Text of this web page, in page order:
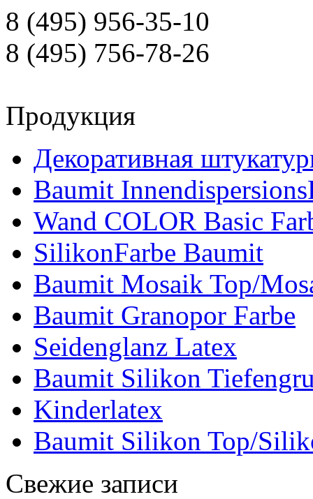
8 (495) 956-35-10
8 (495) 756-78-26
Продукция
Декоративная
Baumit
Wand COLOR Basic
SilikonFarbe Baumit
Baumit Mosaik Top/
Baumit Granopor Farbe
Seidenglanz Latex
Baumit Silikon
Kinderlatex
Baumit Silikon Top/
Свежие записи